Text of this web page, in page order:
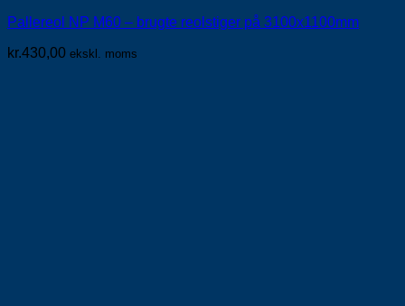
Pallereol NP M60 – brugte reolstiger på 3100x1100mm
kr.430,00 ekskl. moms